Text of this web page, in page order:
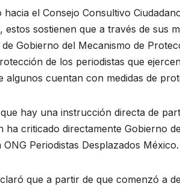
el Consejo Consultivo
estos sostienen que a través de sus
Gobierno del Mecanismo de
de los periodistas que
algunos cuentan con medidas de
hay una instrucción directa de
ha criticado directamente Gobierno
Periodistas Desplazados México.
que a partir de que comenzó a